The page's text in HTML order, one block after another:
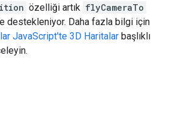
özelliği artık flyCameraTo
destekleniyor. Daha fazla bilgi için
JavaScript'te 3D Haritalar başlıklı